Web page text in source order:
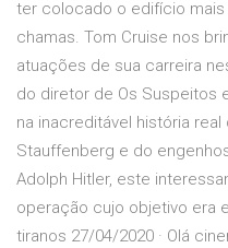
ter colocado o edifício mais
chamas. Tom Cruise nos
atuações de sua carreira
do diretor de Os Suspeitos
na inacreditável história real
Stauffenberg e do
Adolph Hitler, este
operação cujo objetivo era
tiranos 27/04/2020 · Olá